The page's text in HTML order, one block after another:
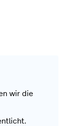
wir die